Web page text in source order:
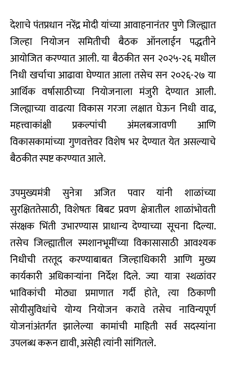
देशाचे पंतप्रधान नरेंद्र मोदी यांच्या आवाहनानंतर पुणे जिल्ह्यात
जिल्हा नियोजन समितीची बैठक ऑनलाईन पद्धतीने
आयोजित करण्यात आली. या बैठकीत सन २०२५-२६ मधील
निधी खर्चाचा आढावा घेण्यात आला तसेच सन २०२६-२७ या
आर्थिक वर्षासाठीच्या नियोजनाला मंजुरी देण्यात आली.
जिल्ह्याच्या वाढत्या विकास गरजा लक्षात घेऊन निधी वाढ,
महत्त्वाकांक्षी प्रकल्पांची अंमलबजावणी आणि
विकासकामांच्या गुणवत्तेवर विशेष भर देण्यात येत असल्याचे
बैठकीत स्पष्ट करण्यात आले.
उपमुख्यमंत्री सुनेत्रा अजित पवार यांनी शाळांच्या
सुरक्षिततेसाठी, विशेषतः बिबट प्रवण क्षेत्रातील शाळांभोवती
संरक्षक भिंती उभारण्यास प्राधान्य देण्याच्या सूचना दिल्या.
तसेच जिल्ह्यातील स्मशानभूमींच्या विकासासाठी आवश्यक
निधीची तरतूद करण्याबाबत जिल्हाधिकारी आणि मुख्य
कार्यकारी अधिकाऱ्यांना निर्देश दिले. ज्या यात्रा स्थळांवर
भाविकांची मोठ्या प्रमाणात गर्दी होते, त्या ठिकाणी
सोयीसुविधांचे योग्य नियोजन करावे तसेच नाविन्यपूर्ण
योजनांअंतर्गत झालेल्या कामांची माहिती सर्व सदस्यांना
उपलब्ध करून द्यावी, असेही त्यांनी सांगितले.